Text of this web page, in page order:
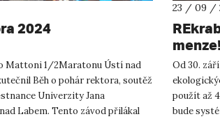
2024
Mattoni 1/2Maratonu Ústí nad
Běh o pohár rektora, soutěž
Univerzity Jana
Labem. Tento závod přilákal
23 / 09 /
Od 30.
použít až
bude